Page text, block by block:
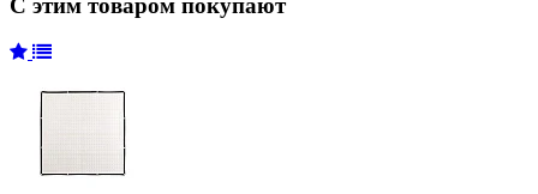
С этим товаром покупают